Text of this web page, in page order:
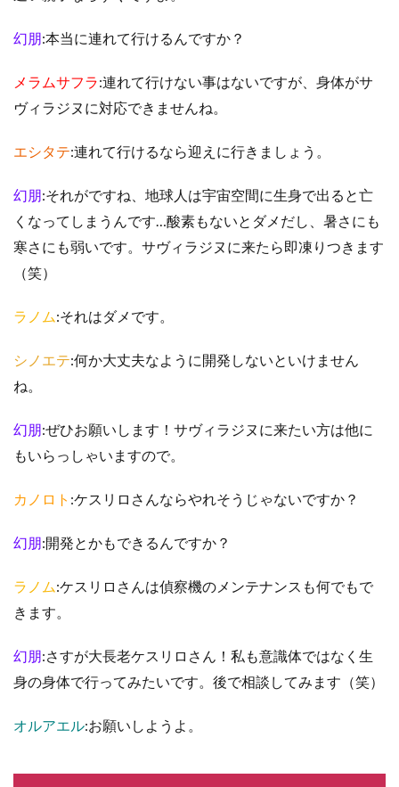
幻朋:本当に連れて行けるんですか？
メラムサフラ:連れて行けない事はないですが、身体がサ
ヴィラジヌに対応できませんね。
エシタテ:連れて行けるなら迎えに行きましょう。
幻朋:それがですね、地球人は宇宙空間に生身で出ると亡
くなってしまうんです…酸素もないとダメだし、暑さにも
寒さにも弱いです。サヴィラジヌに来たら即凍りつきます
（笑）
ラノム:それはダメです。
シノエテ:何か大丈夫なように開発しないといけません
ね。
幻朋:ぜひお願いします！サヴィラジヌに来たい方は他に
もいらっしゃいますので。
カノロト :ケスリロさんならやれそうじゃないですか？
幻朋:開発とかもできるんですか？
ラノム:ケスリロさんは偵察機のメンテナンスも何でもで
きます。
幻朋:さすが大長老ケスリロさん！私も意識体ではなく生
身の身体で行ってみたいです。後で相談してみます（笑）
オルアエル:お願いしようよ。